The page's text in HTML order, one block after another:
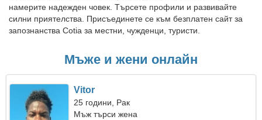
намерите надежден човек. Търсете профили и развивайте
силни приятелства. Присъединете се към безплатен сайт за
запознанства Cotia за местни, чужденци, туристи.
Мъже и жени онлайн
Vitor
25 години, Рак
Мъж търси жена